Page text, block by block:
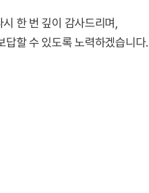
한 번 깊이 감사드리며,
답할 수 있도록 노력하겠습니다.